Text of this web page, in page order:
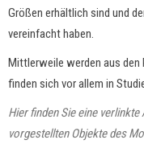
Größen erhältlich sind und
vereinfacht haben.
Mittlerweile werden aus
finden sich vor allem in
Hier finden Sie eine
vorgestellten Objekte des